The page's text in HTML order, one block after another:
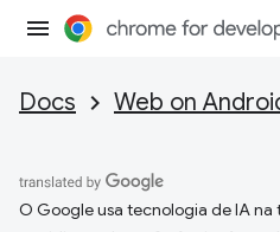
Docs Web on
O Google usa tecnologia de IA